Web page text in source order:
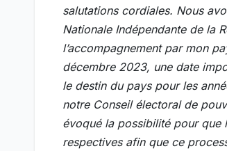
salutations cordiales. Nous
Nationale Indépendante de la
l’accompagnement par mon
décembre 2023, une date
le destin du pays pour les
notre Conseil électoral de
évoqué la possibilité pour que
respectives afin que ce